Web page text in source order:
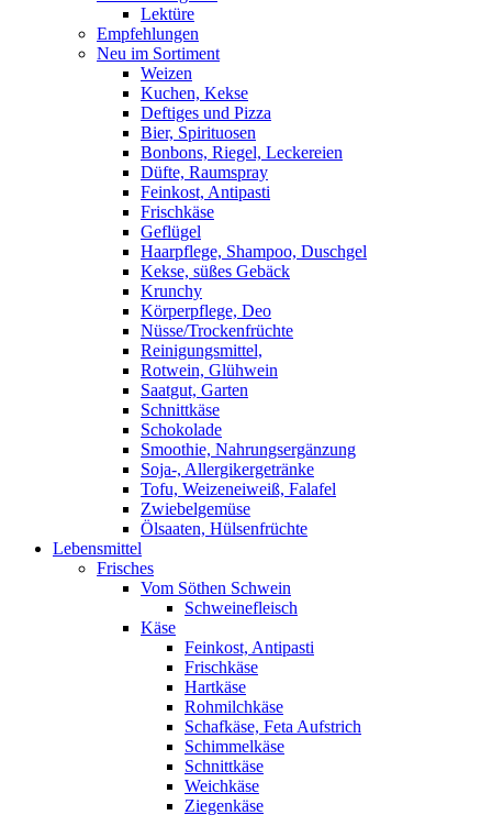
Lektüre
Empfehlungen
Neu im Sortiment
Weizen
Kuchen, Kekse
Deftiges und Pizza
Bier, Spirituosen
Bonbons, Riegel, Leckereien
Düfte, Raumspray
Feinkost, Antipasti
Frischkäse
Geflügel
Haarpflege, Shampoo, Duschgel
Kekse, süßes Gebäck
Krunchy
Körperpflege, Deo
Nüsse/Trockenfrüchte
Reinigungsmittel,
Rotwein, Glühwein
Saatgut, Garten
Schnittkäse
Schokolade
Smoothie, Nahrungsergänzung
Soja-, Allergikergetränke
Tofu, Weizeneiweiß, Falafel
Zwiebelgemüse
Ölsaaten, Hülsenfrüchte
Lebensmittel
Frisches
Vom Söthen Schwein
Schweinefleisch
Käse
Feinkost, Antipasti
Frischkäse
Hartkäse
Rohmilchkäse
Schafkäse, Feta Aufstrich
Schimmelkäse
Schnittkäse
Weichkäse
Ziegenkäse